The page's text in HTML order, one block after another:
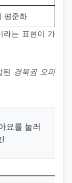
평준화
라는 표현이 가
된 경북권 오피
요를 눌러